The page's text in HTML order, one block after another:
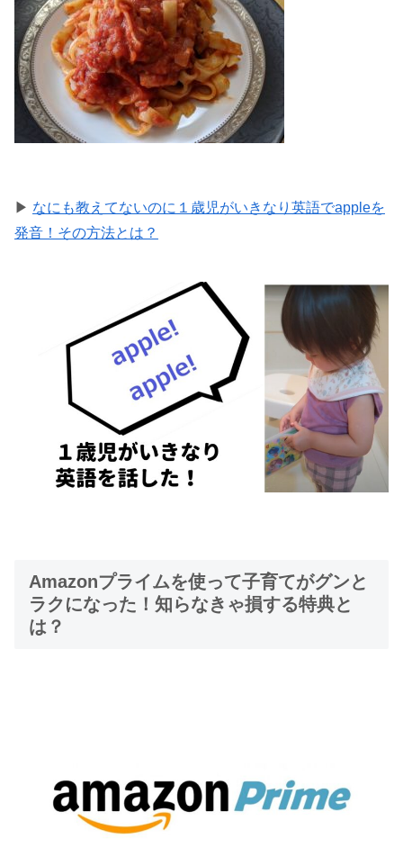
▶ なにも教えてないのに１歳児がいきなり英語でappleを
発音！その方法とは？
Amazonプライムを使って子育てがグンと
ラクになった！知らなきゃ損する特典と
は？